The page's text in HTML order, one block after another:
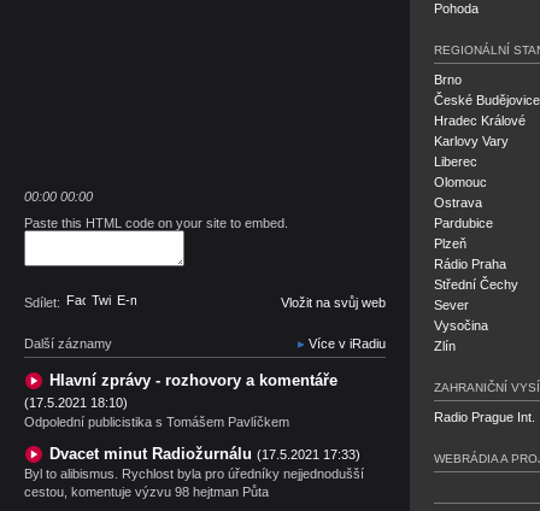
00:00 00:00
Paste this HTML code on your site to embed.
Sdílet: Facebook
TwitterE-mail Vložit na svůj web
Další záznamy Více v iRadiu
Hlavní zprávy - rozhovory a komentáře
(17.5.2021 18:10)
Odpolední publicistika s Tomášem Pavlíčkem
Dvacet minut Radiožurnálu (17.5.2021 17:33)
Byl to alibismus. Rychlost byla pro úředníky nejjednodušší
cestou, komentuje výzvu 98 hejtman Půta
Pohoda
REGIONÁLNÍ
Brno
České Budějovice
Hradec Králové
Karlovy Vary
Liberec
Olomouc
Ostrava
Pardubice
Plzeň
Rádio Praha
Střední Čechy
Sever
Vysočina
Zlín
ZAHRANIČNÍ
Radio Prague Int.
WEBRÁDIA A